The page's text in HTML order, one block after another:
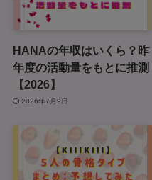
HANAの年収はいくら？昨
年度の活動量をもとに推測
【2026】
2026年7月9日